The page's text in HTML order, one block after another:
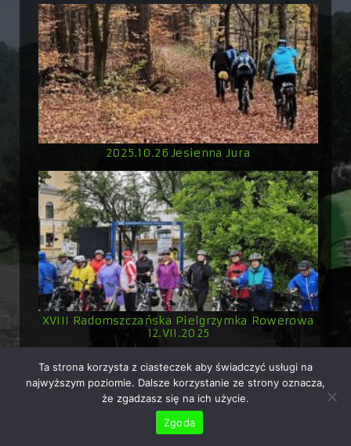
2025.10.26 Jesienna Jura
XVIII Radomszczańska Pielgrzymka Rowerowa
12.VII.2025
Copyright © 2026 Rowerowo.pl - ekipa rowerowa z
Radomska
Ta strona korzysta z ciasteczek aby świadczyć usługi na
najwyższym poziomie. Dalsze korzystanie ze strony oznacza,
że zgadzasz się na ich użycie.
Zgoda